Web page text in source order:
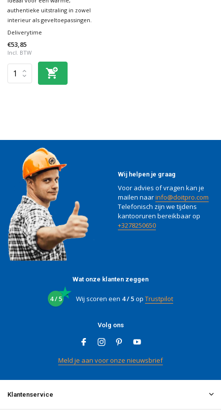
authentieke uitstraling in zowel
interieur als geveltoepassingen.
Deliverytime
€53,85
Incl. BTW
Wij helpen je graag
Voor advies of vragen kan je
mailen naarinfo@doitpro.com
Telefonisch zijn we tijdens
kantooruren bereikbaar op
+3278250650
Wat onze klanten zeggen
4 / 5 Wij scoren een 4 / 5op Trustpilot
Volg ons
Meld je aan voor onze nieuwsbrief
Klantenservice